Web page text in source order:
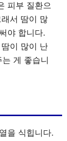
피부 질환으
서 땀이 많
야 합니다.
이 많이 난
게 좋습니
을 식힙니다.